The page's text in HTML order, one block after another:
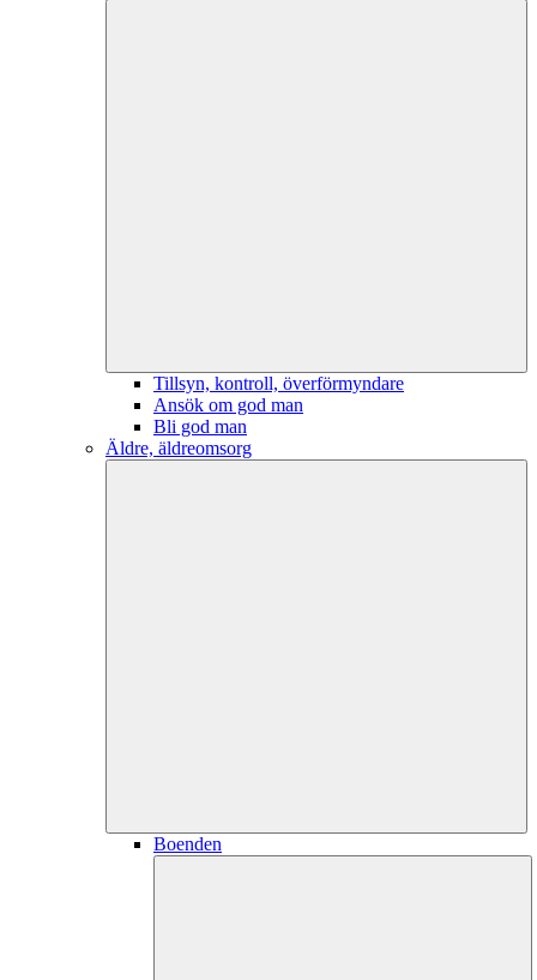
Tillsyn, kontroll, överförmyndare
Ansök om god man
Bli god man
Äldre, äldreomsorg
Boenden